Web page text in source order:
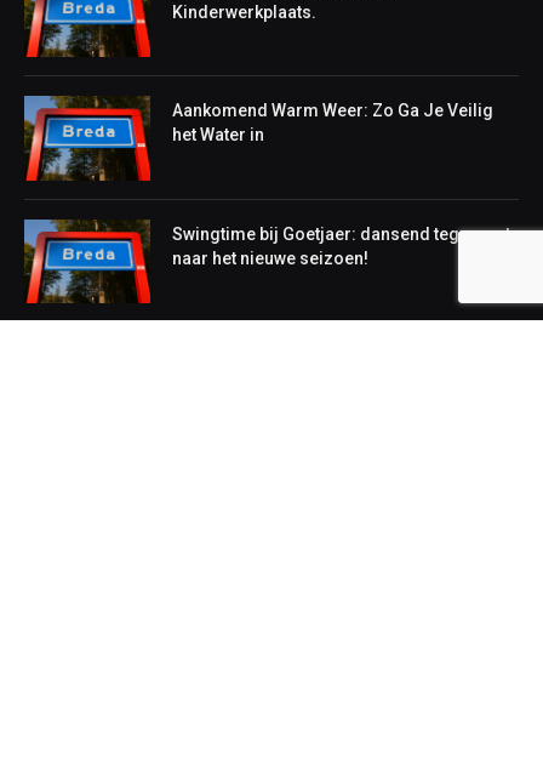
Kinderwerkplaats.
Aankomend Warm Weer: Zo Ga Je Veilig
het Water in
Swingtime bij Goetjaer: dansend tegemoet
naar het nieuwe seizoen!